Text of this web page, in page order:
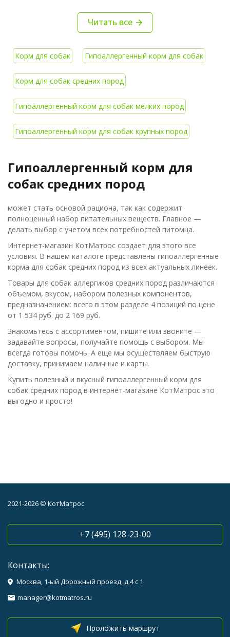
так, а песель мой тот
еще привереда, надо
его еще уговаривать,
Читать все
Корм для собак Гипоаллергенный корм для собак
Корм для собак средних пород
Гипоаллергенный корм для собак мелких пород
Гипоаллергенный корм для собак крупных пород
Гипоаллергенный корм для
собак средних пород
может стать основой рациона, так как содержит
полноценный набор питательных веществ. Главное —
делать выбор с учетом всех потребностей питомца.
Интернет-магазин КотМатрос создает для этого все
условия. В нашем каталоге представлены гипоаллергенные
корма для собак средних пород из всех актуальных линеек.
Товары для собак аллергиков средних пород различаются
объемом, вкусом, набором полезных компонентов,
предназначением: всего в этом разделе 4 позиций по цене
от 1 534 руб. до 2 169 руб.
Знакомьтесь с ассортиментом, пишите или звоните —
задавайте вопросы, получайте помощь с выбором. Мы
всегда готовы помочь. А еще мы осуществляем быструю
доставку, принимаем наличные и карты.
Купить полезный и вкусный гипоаллергенный корм для
собак средних пород в интернет-магазине КотМатрос это
выгодно и просто!
2021-2026 © КотМатрос
+7 (495) 128-23-00
Контакты:
Москва, 1-ый Дорожный проезд, д.4 с 1
manager@kotmatros.ru
Проложить маршрут